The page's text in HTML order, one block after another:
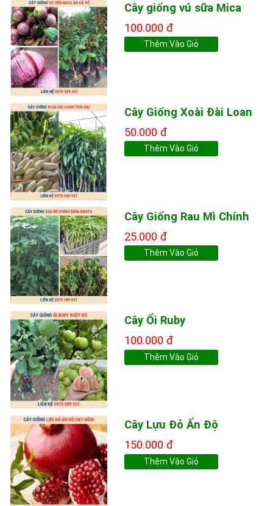
Cây giống vú sữa Mica
100.000 đ
Thêm Vào Giỏ
Cây Giống Xoài Đài Loan
50.000 đ
Thêm Vào Giỏ
Cây Giống Rau Mì Chính
25.000 đ
Thêm Vào Giỏ
Cây Ổi Ruby
100.000 đ
Thêm Vào Giỏ
Cây Lựu Đỏ Ấn Độ
150.000 đ
Thêm Vào Giỏ